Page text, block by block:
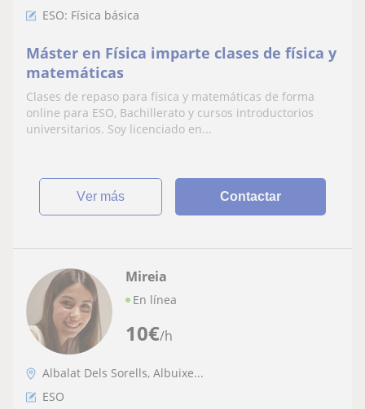
ESO: Física básica
Máster en Física imparte clases de física y
matemáticas
Clases de repaso para física y matemáticas de forma
online para ESO, Bachillerato y cursos introductorios
universitarios. Soy licenciado en...
ver más Contactar
10€/h
Mireia
En línea
Albalat Dels Sorells, Albuixe...
ESO